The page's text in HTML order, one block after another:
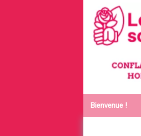
Bienvenue !